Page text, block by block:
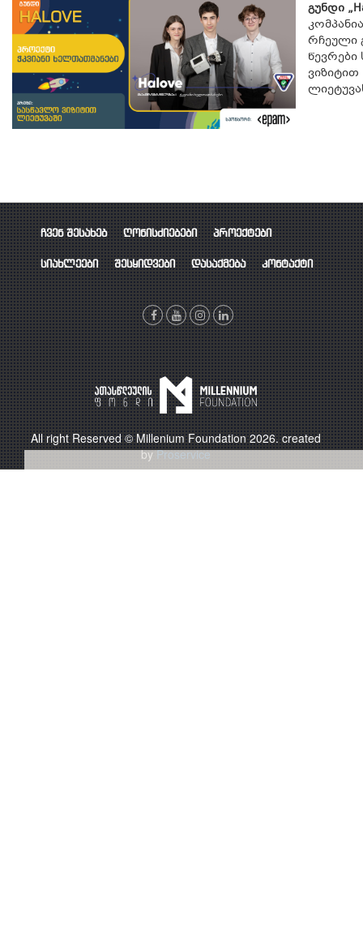
გუნდი
რჩეული
ვიზიტით
ჩვენ შესახებ ღონისძიებები პროექტები
სიახლეები შესყიდვები დასაქმება კონტაქტი
All right Reserved © Millenium Foundation 2026. created
byProservice